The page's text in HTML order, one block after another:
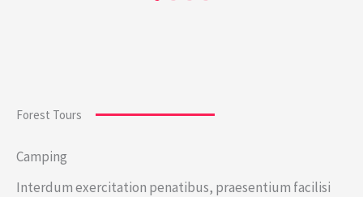
Forest Tours
Camping
Interdum exercitation penatibus, praesentium facilisi